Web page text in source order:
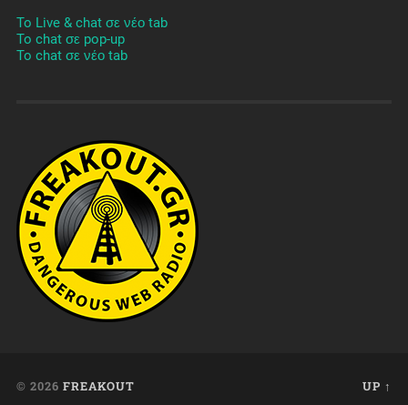
To Live & chat σε νέο tab
To chat σε pop-up
To chat σε νέο tab
© 2026 FREAKOUT UP ↑